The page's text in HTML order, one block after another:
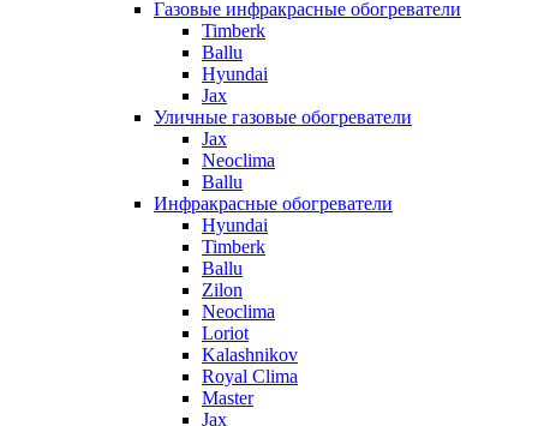
Газовые инфракрасные обогреватели
Timberk
Ballu
Hyundai
Jax
Уличные газовые обогреватели
Jax
Neoclima
Ballu
Инфракрасные обогреватели
Hyundai
Timberk
Ballu
Zilon
Neoclima
Loriot
Kalashnikov
Royal Clima
Master
Jax